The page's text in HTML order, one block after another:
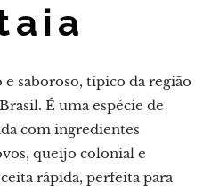
saboroso, típico da região
É uma espécie de
com ingredientes
queijo colonial e
rápida, perfeita para